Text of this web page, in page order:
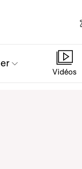
Vidéos